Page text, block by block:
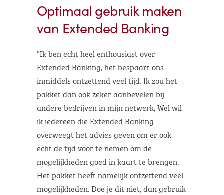
Optimaal gebruik maken
van Extended Banking
“Ik ben echt heel enthousiast over
Extended Banking, het bespaart ons
inmiddels ontzettend veel tijd. Ik zou het
pakket dan ook zeker aanbevelen bij
andere bedrijven in mijn netwerk, Wel wil
ik iedereen die Extended Banking
overweegt het advies geven om er ook
echt de tijd voor te nemen om de
mogelijkheden goed in kaart te brengen.
Het pakket heeft namelijk ontzettend veel
mogelijkheden. Doe je dit niet, dan gebruik